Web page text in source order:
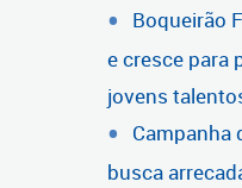
Boqueirão
e cresce para
jovens
Campanha
busca